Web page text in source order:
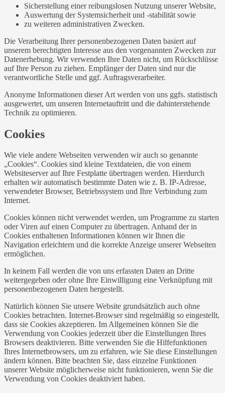
Sicherstellung einer reibungslosen Nutzung unserer Website,
Auswertung der Systemsicherheit und -stabilität sowie
zu weiteren administrativen Zwecken.
Die Verarbeitung Ihrer personenbezogenen Daten basiert auf
unserem berechtigten Interesse aus den vorgenannten Zwecken zur
Datenerhebung. Wir verwenden Ihre Daten nicht, um Rückschlüsse
auf Ihre Person zu ziehen. Empfänger der Daten sind nur die
verantwortliche Stelle und ggf. Auftragsverarbeiter.
Anonyme Informationen dieser Art werden von uns ggfs. statistisch
ausgewertet, um unseren Internetauftritt und die dahinterstehende
Technik zu optimieren.
Cookies
Wie viele andere Webseiten verwenden wir auch so genannte
„Cookies“. Cookies sind kleine Textdateien, die von einem
Websiteserver auf Ihre Festplatte übertragen werden. Hierdurch
erhalten wir automatisch bestimmte Daten wie z. B. IP-Adresse,
verwendeter Browser, Betriebssystem und Ihre Verbindung zum
Internet.
Cookies können nicht verwendet werden, um Programme zu starten
oder Viren auf einen Computer zu übertragen. Anhand der in
Cookies enthaltenen Informationen können wir Ihnen die
Navigation erleichtern und die korrekte Anzeige unserer Webseiten
ermöglichen.
In keinem Fall werden die von uns erfassten Daten an Dritte
weitergegeben oder ohne Ihre Einwilligung eine Verknüpfung mit
personenbezogenen Daten hergestellt.
Natürlich können Sie unsere Website grundsätzlich auch ohne
Cookies betrachten. Internet-Browser sind regelmäßig so eingestellt,
dass sie Cookies akzeptieren. Im Allgemeinen können Sie die
Verwendung von Cookies jederzeit über die Einstellungen Ihres
Browsers deaktivieren. Bitte verwenden Sie die Hilfefunktionen
Ihres Internetbrowsers, um zu erfahren, wie Sie diese Einstellungen
ändern können. Bitte beachten Sie, dass einzelne Funktionen
unserer Website möglicherweise nicht funktionieren, wenn Sie die
Verwendung von Cookies deaktiviert haben.